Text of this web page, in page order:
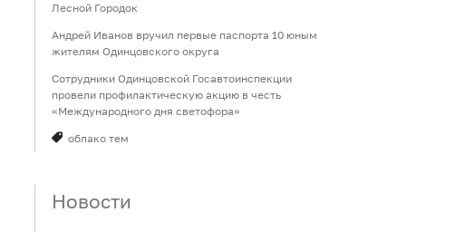
Лесной Городок
Андрей Иванов вручил первые паспорта 10 юным
жителям Одинцовского округа
Сотрудники Одинцовской Госавтоинспекции
провели профилактическую акцию в честь
«Международного дня светофора»
облако тем
Новости